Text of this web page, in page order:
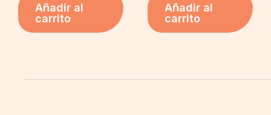
Añadir al
carrito
Añadir al
carrito